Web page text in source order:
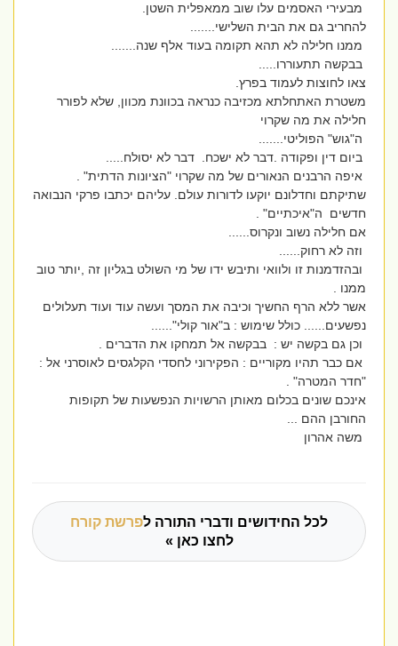
מבעירי האסמים עלו שוב ממאפלית השטן.
להחריב גם את הבית השלישי.......
ממנו חלילה לא תהא תקומה בעוד אלף שנה.......
בבקשה תתעוררו.....
צאו לחוצות לעמוד בפרץ.
משטרת האתחלתא מכזיבה כנראה בכוונת מכוון, שלא לפורר
חלילה את מה שקרוי
ה"גוש" הפוליטי.......
ביום דין ופקודה .דבר לא ישכח. דבר לא יסולח.....
איפה הרבנים הנאורים של מה שקרוי "הציונות הדתית" .
שתיקתם וחדלונם יוקעו לדורות עולם. עליהם יכתבו פרקי הנבואה
חדשים ה"איכתיים" .
אם חלילה נשוב ונקרוס......
וזה לא רחוק......
ובהזדמנות זו ולוואי ותיבש ידו של מי השולט בגליון זה ,יותר טוב
ממנו .
אשר ללא הרף החשיך וכיבה את המסך ועשה עוד ועוד תעלולים
נפשעים...... כולל שימוש : ב"אור קולי"......
וכן גם בקשה יש : בבקשה אל תמחקו את הדברים .
אם כבר תהיו מקוריים : הפקירוני לחסדי הקלגסים לאוסרני אל :
"חדר המטרה" .
אינכם שונים בכלום מאותן הרשויות הנפשעות של תקופות
החורבן ההם ...
משה אהרון
לכל החידושים ודברי התורה לפרשת קורח
לחצו כאן »